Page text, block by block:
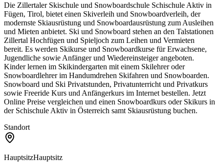
Die Zillertaler Skischule und Snowboardschule Schischule Aktiv in
Fügen, Tirol, bietet einen Skiverleih und Snowboardverleih, der
modernste Skiausrüstung und Snowboardausrüstung zum Ausleihen
und Mieten anbietet. Ski und Snowboard stehen an den Talstationen
Zillertal Hochfügen und Spieljoch zum Leihen und Vermieten
bereit. Es werden Skikurse und Snowboardkurse für Erwachsene,
Jugendliche sowie Anfänger und Wiedereinsteiger angeboten.
Kinder lernen im Skikindergarten mit einem Skilehrer oder
Snowboardlehrer im Handumdrehen Skifahren und Snowboarden.
Snowboard und Ski Privatstunden, Privatunterricht und Privatkurs
sowie Freeride Kurs und Anfängerkurs im Internet bestellen. Jetzt
Online Preise vergleichen und einen Snowboardkurs oder Skikurs in
der Schischule Aktiv in Österreich samt Skiausrüstung buchen.
Standort
HauptsitzHauptsitz